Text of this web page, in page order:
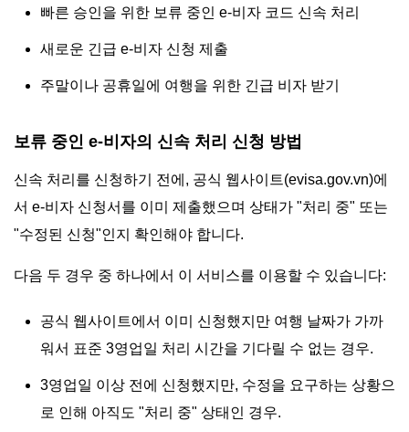
빠른 승인을 위한 보류 중인 e-비자 코드 신속 처리
새로운 긴급 e-비자 신청 제출
주말이나 공휴일에 여행을 위한 긴급 비자 받기
보류 중인 e-비자의 신속 처리 신청 방법
신속 처리를 신청하기 전에, 공식 웹사이트(evisa.gov.vn)에
서 e-비자 신청서를 이미 제출했으며 상태가 "처리 중" 또는
"수정된 신청"인지 확인해야 합니다.
다음 두 경우 중 하나에서 이 서비스를 이용할 수 있습니다:
공식 웹사이트에서 이미 신청했지만 여행 날짜가 가까
워서 표준 3영업일 처리 시간을 기다릴 수 없는 경우.
3영업일 이상 전에 신청했지만, 수정을 요구하는 상황으
로 인해 아직도 "처리 중" 상태인 경우.